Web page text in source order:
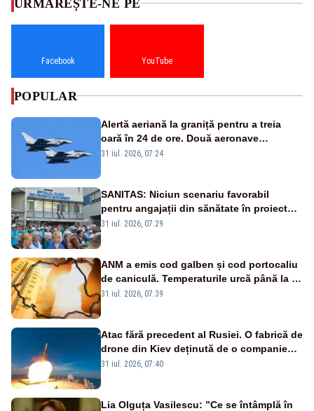
URMĂREȘTE-NE PE
Facebook YouTube
POPULAR
Alertă aeriană la graniță pentru a treia
oară în 24 de ore. Două aeronave
Eurofighter britanice au fost ridicate de la
31 iul. 2026, 07:24
SANITAS: Niciun scenariu favorabil
pentru angajații din sănătate în proiectul
Legii salarizării
31 iul. 2026, 07:29
ANM a emis cod galben și cod portocaliu
de caniculă. Temperaturile urcă până la 38
de grade, iar nopțile devin tropicale
31 iul. 2026, 07:39
Atac fără precedent al Rusiei. O fabrică de
drone din Kiev deținută de o companie
americană, distrusă de o rachetă
31 iul. 2026, 07:40
Lia Olguța Vasilescu: ”Ce se întâmplă în